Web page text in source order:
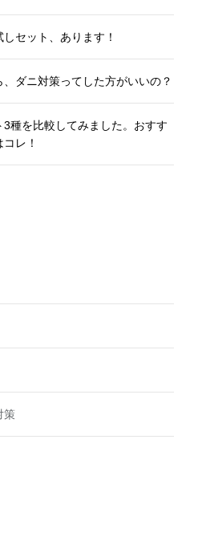
しセット、あります！
ダニ対策ってした方がいいの？
3種を比較してみました。おすす
レ！
策